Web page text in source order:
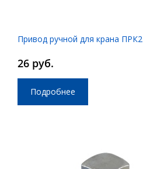
Привод ручной для крана ПРК2
26 руб.
Подробнее